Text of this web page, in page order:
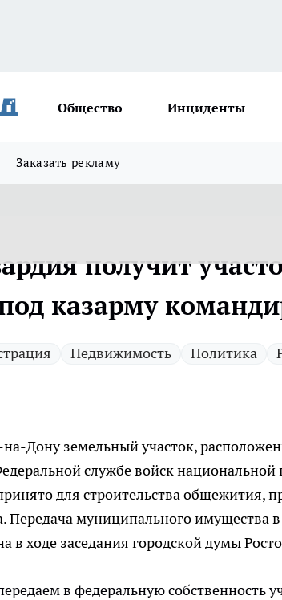
Общество Инциденты
Заказать рекламу
получит
казарму
Недвижимость Политика
Дону земельный участок,
службе войск
для строительства общежития,
Передача муниципального имущества
в ходе заседания городской думы
в федеральную собственность